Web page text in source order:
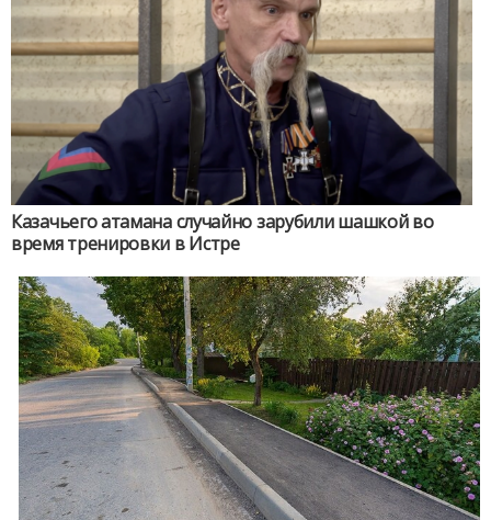
Казачьего атамана случайно зарубили шашкой во
время тренировки в Истре